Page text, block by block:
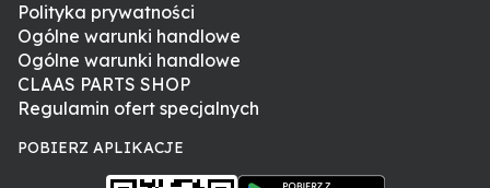
Polityka prywatności
Ogólne warunki handlowe
Ogólne warunki handlowe
CLAAS PARTS SHOP
Regulamin ofert specjalnych
POBIERZ APLIKACJE